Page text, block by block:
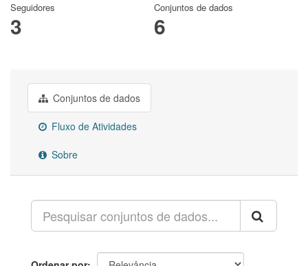
Seguidores
3
Conjuntos de dados
6
Conjuntos de dados
Fluxo de Atividades
Sobre